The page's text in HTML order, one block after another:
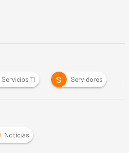
Servicios TI S Servidores
Noticias